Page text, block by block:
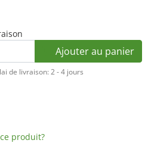
Ajouter au panier
de livraison: 2 - 4 jours
produit?